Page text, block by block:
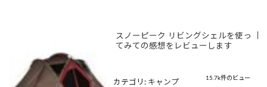
スノーピーク リビングシェルを使っ
てみての感想をレビューします
15.7k件のビュー
カテゴリ: キャンプ